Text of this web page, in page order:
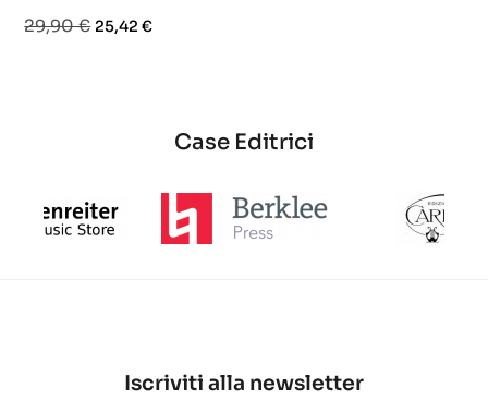
Prezzo
29,90 € Prezzo
25,42 €
Case Editrici
Iscriviti alla newsletter